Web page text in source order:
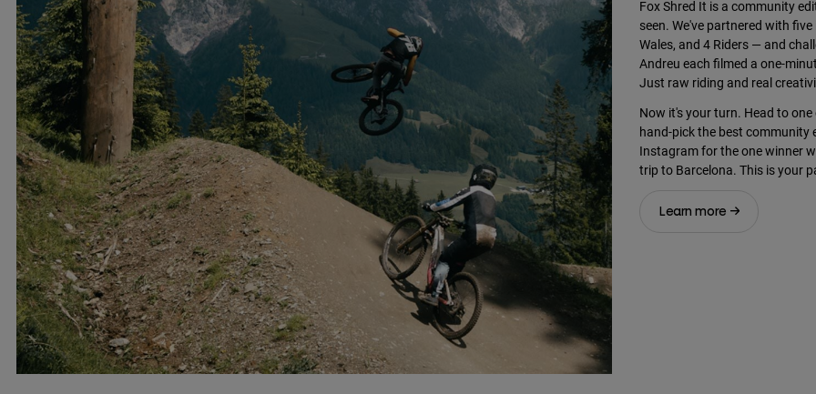
Fox Shred It is a community
seen. We've partnered with
Wales, and 4 Riders — and
Andreu each filmed a one-
Just raw riding and real
Now it's your turn. Head to
hand-pick the best
Instagram for the one winner
trip to Barcelona. This is your
Learn more →